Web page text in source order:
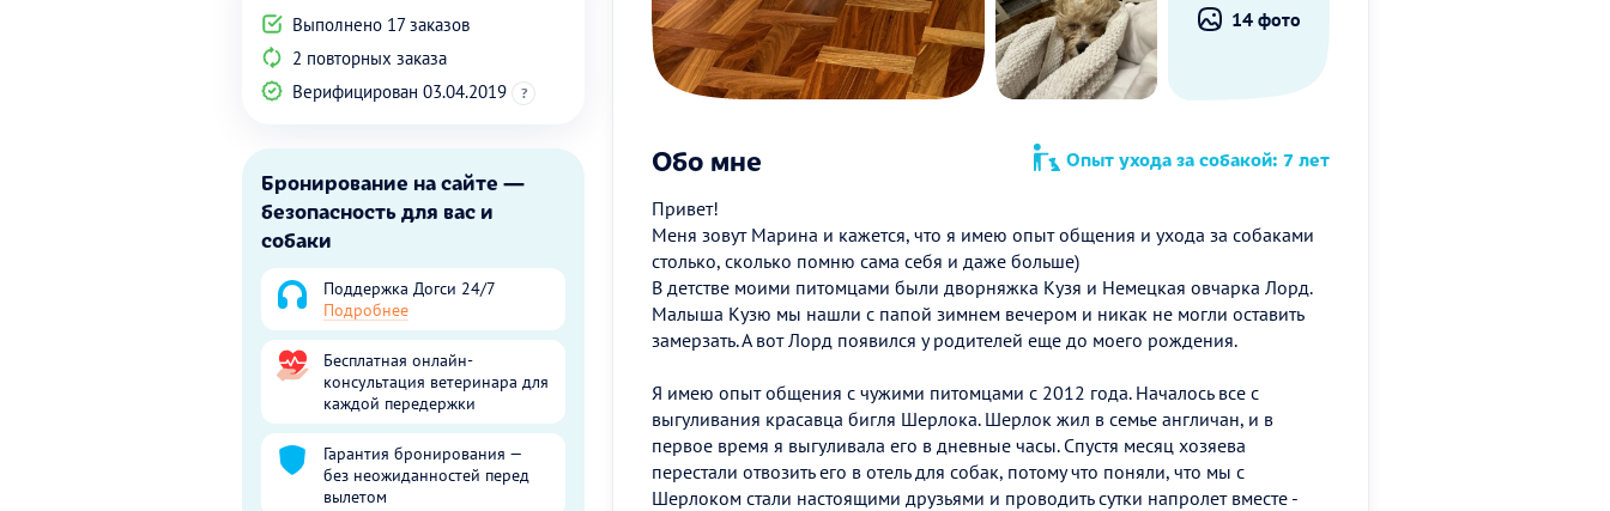
Выполнено 17 заказов
2 повторных заказа
Верифицирован 03.04.2019
?
Бронирование на сайте —
безопасность для вас и
собаки
Поддержка Догси 24/7
Подробнее
Бесплатная онлайн-
консультация ветеринара для
каждой передержки
Гарантия бронирования —
без неожиданностей перед
вылетом
14 фото
Обо мне Опыт ухода за собакой: 7 лет
Привет!
Меня зовут Марина и кажется, что я имею опыт общения и ухода за собаками
столько, сколько помню сама себя и даже больше)
В детстве моими питомцами были дворняжка Кузя и Немецкая овчарка Лорд.
Малыша Кузю мы нашли с папой зимнем вечером и никак не могли оставить
замерзать. А вот Лорд появился у родителей еще до моего рождения.
Я имею опыт общения с чужими питомцами с 2012 года. Началось все с
выгуливания красавца бигля Шерлока. Шерлок жил в семье англичан, и в
первое время я выгуливала его в дневные часы. Спустя месяц хозяева
перестали отвозить его в отель для собак, потому что поняли, что мы с
Шерлоком стали настоящими друзьями и проводить сутки напролет вместе -